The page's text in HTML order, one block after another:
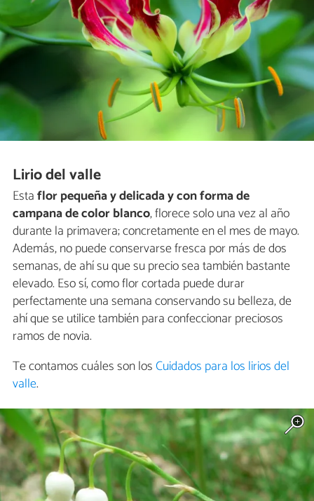
Lirio del valle
Estaflor pequeña y delicada y con forma de
campana de color blanco, florece solo una vez al año
durante la primavera; concretamente en el mes de mayo.
Además, no puede conservarse fresca por más de dos
semanas, de ahí su que su precio sea también bastante
elevado. Eso sí, como flor cortada puede durar
perfectamente una semana conservando su belleza, de
ahí que se utilice también para confeccionar preciosos
ramos de novia.
Te contamos cuáles son losCuidados para los lirios del
valle.